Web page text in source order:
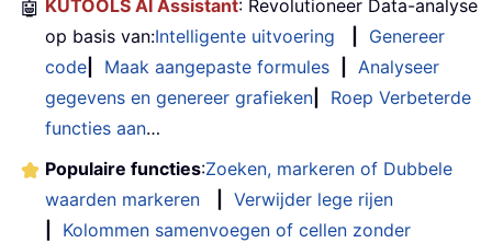
🤖 KUTOOLS AI Assistant: Revolutioneer Data-analyse
op basis van:Intelligente uitvoering
Genereer
code
Maak aangepaste formules
Analyseer
gegevens en genereer grafieken
Roep Verbeterde
functies aan…
Populaire functies:Zoeken, markeren of Dubbele
waarden markeren
Verwijder lege rijen
Kolommen samenvoegen of cellen zonder